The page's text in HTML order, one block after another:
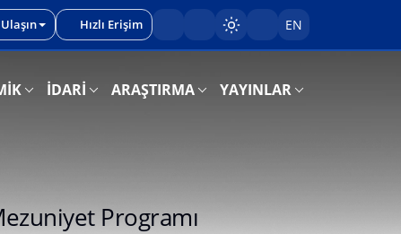
İDARİ ARAŞTIRMA YAYINLAR
Hızlı Erişim Sayfayı karart/aç
EN
Programı